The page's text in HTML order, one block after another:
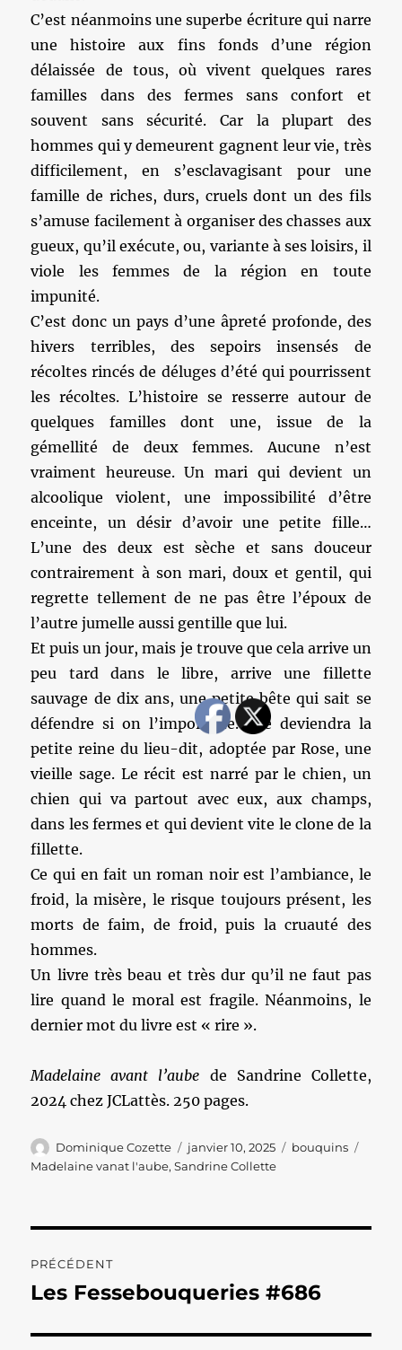
C’est néanmoins une superbe écriture qui narre
une histoire aux fins fonds d’une région
délaissée de tous, où vivent quelques rares
familles dans des fermes sans confort et
souvent sans sécurité. Car la plupart des
hommes qui y demeurent gagnent leur vie, très
difficilement, en s’esclavagisant pour une
famille de riches, durs, cruels dont un des fils
s’amuse facilement à organiser des chasses aux
gueux, qu’il exécute, ou, variante à ses loisirs, il
viole les femmes de la région en toute
impunité.
C’est donc un pays d’une âpreté profonde, des
hivers terribles, des sepoirs insensés de
récoltes rincés de déluges d’été qui pourrissent
les récoltes. L’histoire se resserre autour de
quelques familles dont une, issue de la
gémellité de deux femmes. Aucune n’est
vraiment heureuse. Un mari qui devient un
alcoolique violent, une impossibilité d’être
enceinte, un désir d’avoir une petite fille…
L’une des deux est sèche et sans douceur
contrairement à son mari, doux et gentil, qui
regrette tellement de ne pas être l’époux de
l’autre jumelle aussi gentille que lui.
Et puis un jour, mais je trouve que cela arrive un
peu tard dans le libre, arrive une fillette
sauvage de dix ans, une petite bête qui sait se
défendre si on l’importune. Elle deviendra la
petite reine du lieu-dit, adoptée par Rose, une
vieille sage. Le récit est narré par le chien, un
chien qui va partout avec eux, aux champs,
dans les fermes et qui devient vite le clone de la
fillette.
Ce qui en fait un roman noir est l’ambiance, le
froid, la misère, le risque toujours présent, les
morts de faim, de froid, puis la cruauté des
hommes.
Un livre très beau et très dur qu’il ne faut pas
lire quand le moral est fragile. Néanmoins, le
dernier mot du livre est « rire ».
Madelaine avant l’aube de Sandrine Collette,
2024 chez JCLattès. 250 pages.
Auteur
Dominique Cozette
Publié
le
janvier 10, 2025 Catégories
bouquins
Madelaine vanat l'aube,Sandrine Collette
de
PRÉCÉDENT
Publication
Les Fessebouqueries #686